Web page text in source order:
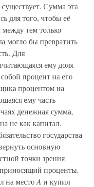
Сумма эта
для того, чтобы её
между тем только
могло бы превратить
Для
ему доля
процент на его
процентом на
ему часть
денежная сумма,
не как капитал.
государства
основную
точки зрения
проценты.
на местоA и купил